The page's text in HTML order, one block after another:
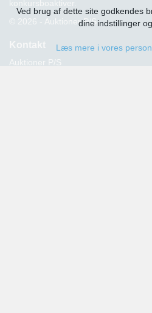
Ved brug af dette site godkendes
dine indstillinger
Læs mere i vores
konkursboaktiver.
© 2026 - Auktioner P/S
Kontakt
Auktioner P/S